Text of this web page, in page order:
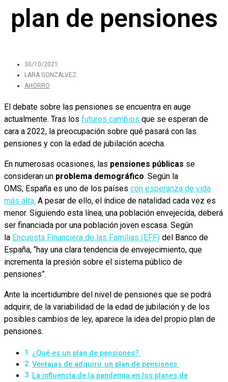
plan de pensiones
30/10/2021
LARA GONZALVEZ
AHORRO
El debate sobre las pensiones se encuentra en auge
actualmente. Tras los futuros cambios que se esperan de
cara a 2022, la preocupación sobre qué pasará con las
pensiones y con la edad de jubilación acecha.
En numerosas ocasiones, las pensiones públicas se
consideran un problema demográfico. Según la
OMS, España es uno de los países con esperanza de vida
más alta. A pesar de ello, el índice de natalidad cada vez es
menor. Siguiendo esta línea, una población envejecida, deberá
ser financiada por una población joven escasa. Según
la Encuesta Financiera de las Familias (EFF) del Banco de
España, “hay una clara tendencia de envejecimiento, que
incrementa la presión sobre el sistema público de
pensiones”.
Ante la incertidumbre del nivel de pensiones que se podrá
adquirir, de la variabilidad de la edad de jubilación y de los
posibles cambios de ley, aparece la idea del propio plan de
pensiones.
¿Qué es un plan de pensiones?
Ventajas de adquirir un plan de pensiones
La influencia de la pandemia en los planes de